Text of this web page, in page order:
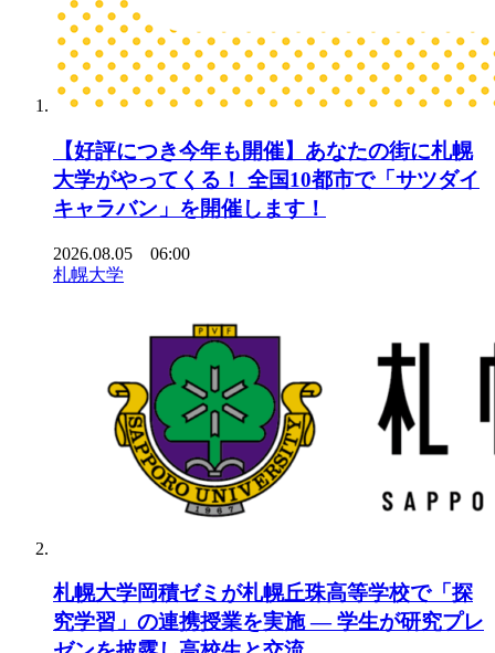
【好評につき今年も開催】あなたの街に札幌
大学がやってくる！ 全国10都市で「サツダイ
キャラバン」を開催します！
2026.08.05 06:00
札幌大学
札幌大学岡積ゼミが札幌丘珠高等学校で「探
究学習」の連携授業を実施 ― 学生が研究プレ